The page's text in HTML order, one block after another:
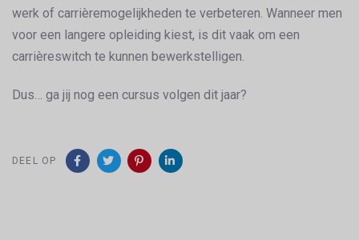
werk of carrièremogelijkheden te verbeteren. Wanneer men
voor een langere opleiding kiest, is dit vaak om een
carrièreswitch te kunnen bewerkstelligen.
Dus… ga jij nog een cursus volgen dit jaar?
DEEL OP